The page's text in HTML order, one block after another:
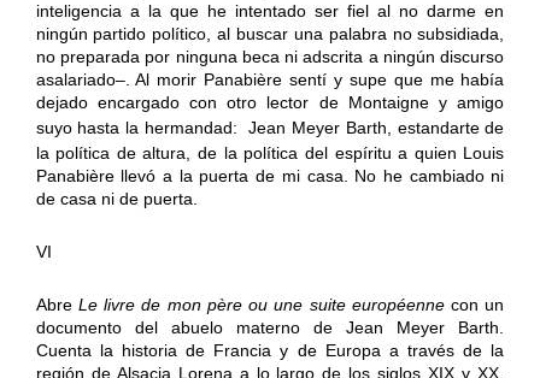
inteligencia a la que he intentado ser fiel al no darme en
ningún partido político, al buscar una palabra no subsidiada,
no preparada por ninguna beca ni adscrita a ningún discurso
asalariado–. Al morir Panabière sentí y supe que me había
dejado encargado con otro lector de Montaigne y amigo
suyo hasta la hermandad:
Jean Meyer Barth, estandarte de
la política de altura, de la política del espíritu a quien Louis
Panabière llevó a la puerta de mi casa. No he cambiado ni
de casa ni de puerta.
VI
Abre Le livre de mon père ou une suite européennecon un
documento del abuelo materno de Jean Meyer Barth.
Cuenta la historia de Francia y de Europa a través de la
región de Alsacia Lorena a lo largo de los siglos XIX y XX.